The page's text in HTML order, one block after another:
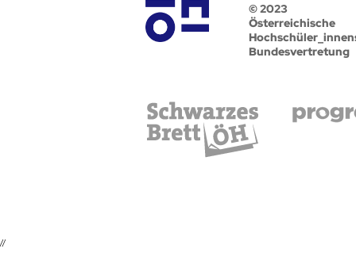
© 2023
Österreichische
Bundesvertretung
//